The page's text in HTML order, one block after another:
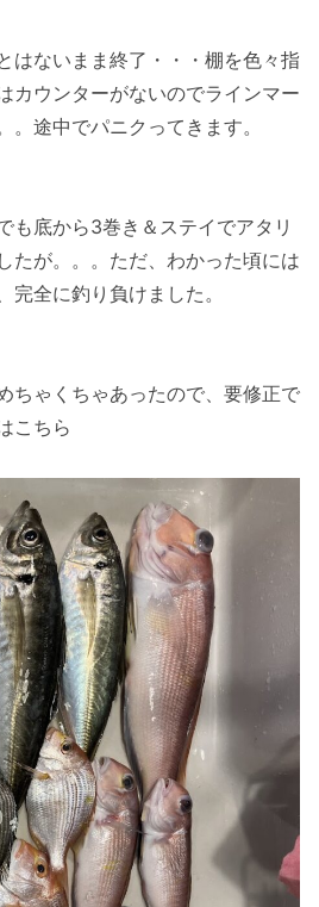
はないまま終了・・・棚を色々指
カウンターがないのでラインマー
。途中でパニクってきます。
も底から3巻き＆ステイでアタリ
たが。。。ただ、わかった頃には
完全に釣り負けました。
ちゃくちゃあったので、要修正で
こちら